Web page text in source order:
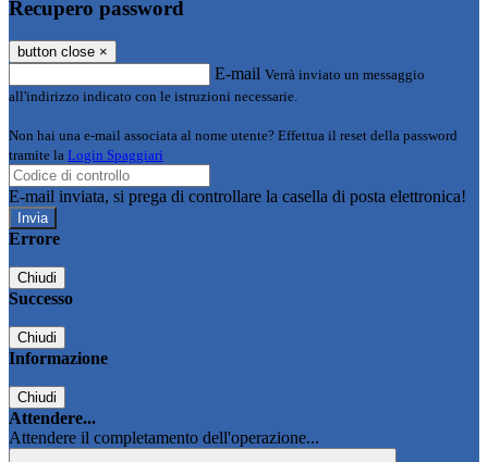
Recupero password
button close ×
E-mail Verrà inviato un messaggio
all'indirizzo indicato con le istruzioni necessarie.
Non hai una e-mail associata al nome utente? Effettua il reset della password
tramite la Login Spaggiari
E-mail inviata, si prega di controllare la casella di posta elettronica!
Errore
Chiudi
Successo
Chiudi
Informazione
Chiudi
Attendere...
Attendere il completamento dell'operazione...